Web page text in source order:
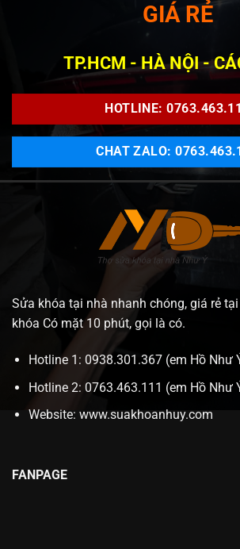
GIÁ RẺ
TP.HCM - HÀ NỘI -
HOTLINE:
CHAT ZALO:
Sửa khóa tại nhà nhanh chóng, giá rẻ
khóa Có mặt 10 phút, gọi là có.
Hotline 1: 0938.301.367 (em Hồ Như
Hotline 2: 0763.463.111 (em Hồ Như
Website: www.suakhoanhuy.com
FANPAGE